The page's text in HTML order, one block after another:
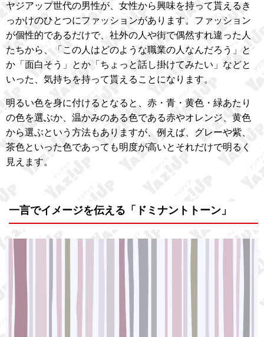
ヤジアップ世代の男性が、女性から興味を持って貰えるき
っかけのひとつにファッションがあります。ファッション
が個性的であるだけで、社外の人や街で偶然すれ違った人
たちから、「この人はどのような職業の人なんだろう」と
か「面白そう」とか「ちょっと話し掛けてみたい」などと
いった、気持ちを持って貰えることになります。
明るい色を身に付けるとなると、赤・青・黄色・緑あたり
の色を選ぶか、温かみのある色である赤やオレンジ、黄色
から選ぶという方法もありますが、例えば、グレーや紫、
茶色といった色であっても明度が高いとそれだけで明るく
見えます。
一言でイメージを伝える「ドミナントトーン」